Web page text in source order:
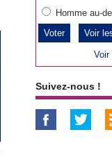
Homme au-
Voir
Voir
Suivez-nous !